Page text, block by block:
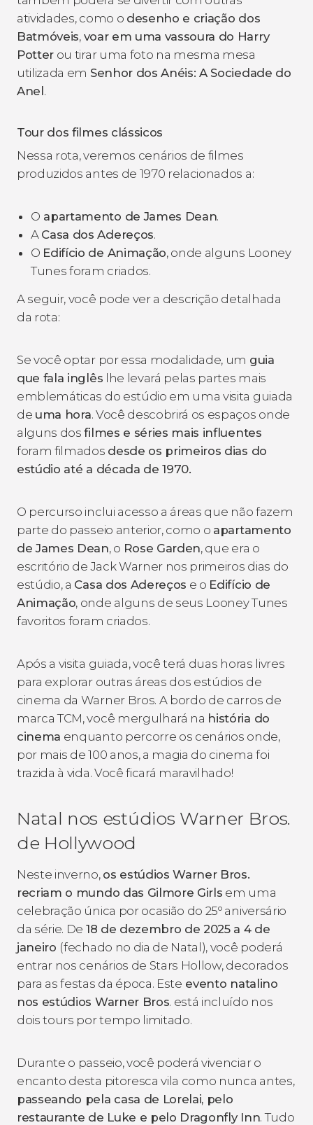
atividades, como o desenho e criação dos
Batmóveis, voar em uma vassoura do Harry
Potter ou tirar uma foto na mesma mesa
utilizada em Senhor dos Anéis: A Sociedade do
Anel.
Tour dos filmes clássicos
Nessa rota, veremos cenários de filmes
produzidos antes de 1970 relacionados a:
O apartamento de James Dean.
A Casa dos Adereços.
O Edifício de Animação, onde alguns Looney
Tunes foram criados.
A seguir, você pode ver a descrição detalhada
da rota:
Se você optar por essa modalidade, um guia
que fala inglês lhe levará pelas partes mais
emblemáticas do estúdio em uma visita guiada
de uma hora. Você descobrirá os espaços onde
alguns dosfilmes e séries mais influentes
foram filmados desde os primeiros dias do
estúdio até a década de 1970.
O percurso inclui acesso a áreas que não fazem
parte do passeio anterior, como o apartamento
de James Dean, o Rose Garden, que era o
escritório de Jack Warner nos primeiros dias do
estúdio, a Casa dos Adereços e o Edifício de
Animação, onde alguns de seus Looney Tunes
favoritos foram criados.
Após a visita guiada, você terá duas horas livres
para explorar outras áreas dos estúdios de
cinema da Warner Bros. A bordo de carros de
marca TCM, você mergulhará na história do
cinema enquanto percorre os cenários onde,
por mais de 100 anos, a magia do cinema foi
trazida à vida. Você ficará maravilhado!
Natal nos estúdios Warner Bros.
de Hollywood
Neste inverno, os estúdios Warner Bros.
recriam o mundo das Gilmore Girls em uma
celebração única por ocasião do 25º aniversário
da série. De 18 de dezembro de 2025 a 4 de
janeiro (fechado no dia de Natal), você poderá
entrar nos cenários de Stars Hollow, decorados
para as festas da época. Este evento natalino
nos estúdios Warner Bros. está incluído nos
dois tours por tempo limitado.
Durante o passeio, você poderá vivenciar o
encanto desta pitoresca vila como nunca antes,
passeando pela casa de Lorelai, pelo
restaurante de Luke e pelo Dragonfly Inn. Tudo